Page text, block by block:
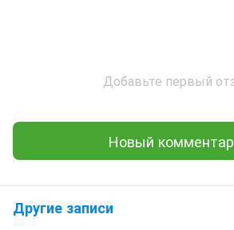
Добавьте первый
Новый
Другие записи